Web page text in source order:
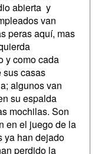
abierta y
van
peras aquí, mas
como cada
sus casas
algunos van
su espalda
mochilas. Son
en el juego de la
ya han dejado
perdido la